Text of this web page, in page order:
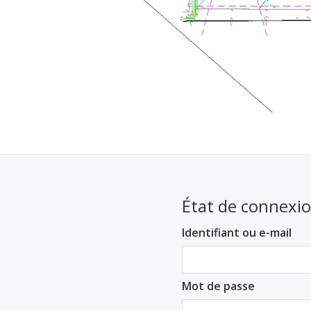
État de
Identifiant ou e-mail
Mot de passe